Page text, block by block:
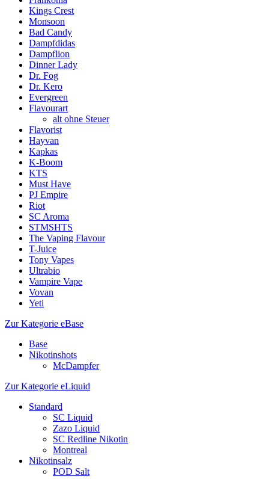
Kings Crest
Monsoon
Bad Candy
Dampfdidas
Dampflion
Dinner Lady
Dr. Fog
Dr. Kero
Evergreen
Flavourart
alt ohne Steuer
Flavorist
Hayvan
Kapkas
K-Boom
KTS
Must Have
PJ Empire
Riot
SC Aroma
STMSHTS
The Vaping Flavour
T-Juice
Tony Vapes
Ultrabio
Vampire Vape
Vovan
Yeti
Zur Kategorie eBase
Base
Nikotinshots
McDampfer
Zur Kategorie eLiquid
Standard
SC Liquid
Zazo Liquid
SC Redline Nikotin
Montreal
Nikotinsalz
POD Salt